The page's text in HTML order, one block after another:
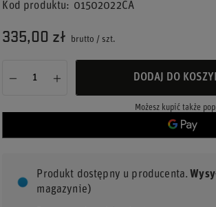
Kod produktu
01502022CA
335,00 zł brutto / szt.
DODAJ DO
Możesz kupić także
Produkt dostępny u producenta
magazynie)